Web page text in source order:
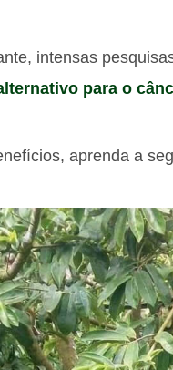
intensas
para o
aprenda a